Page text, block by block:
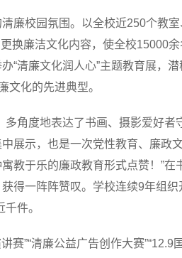
校园氛围。以全校近250个教室
换廉洁文化内容，使全校15000
“清廉文化润人心”主题教育展，
文化的先进典型。
角度地表达了书画、摄影爱好者
展示，也是一次党性教育、廉政文
教于乐的廉政教育形式点赞！”在
得一阵阵赞叹。学校连续9年组织
件。
”“清廉公益广告创作大赛”“12.9